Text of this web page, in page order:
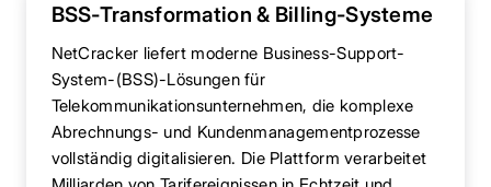
BSS-Transformation & Billing-Systeme
NetCracker liefert moderne Business-Support-
System-(BSS)-Lösungen für
Telekommunikationsunternehmen, die komplexe
Abrechnungs- und Kundenmanagementprozesse
vollständig digitalisieren. Die Plattform verarbeitet